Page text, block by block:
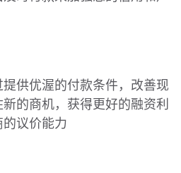
供优渥的付款条件，改善现
的商机，获得更好的融资利
议价能力